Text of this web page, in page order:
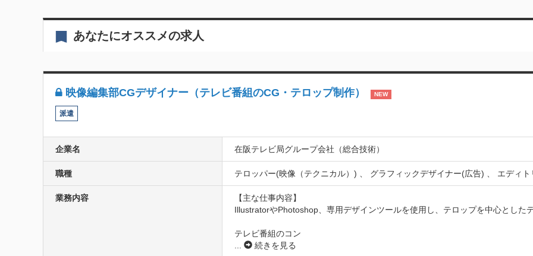
あなたにオススメの求人
映像編集部CGデザイナー（テレビ番組のCG・テロップ制作） NEW
派遣
企業名 在阪テレビ局グループ会社（総合技術）
職種 テロッパー(映像（テクニカル）) 、 グラフィックデザイナー(広告) 、 エディ
業務内容
【主な仕事内容】
IllustratorやPhotoshop、専用デザインツールを使用し、テロップを中心とした
テレビ番組のコン
続きを見る